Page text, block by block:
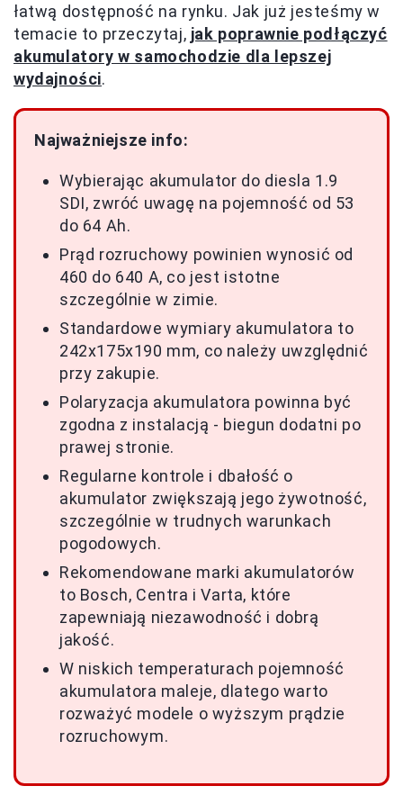
łatwą dostępność na rynku. Jak już jesteśmy w
temacie to przeczytaj, jak poprawnie podłączyć
akumulatory w samochodzie dla lepszej
wydajności.
Najważniejsze info:
Wybierając akumulator do diesla 1.9
SDI, zwróć uwagę na pojemność od 53
do 64 Ah.
Prąd rozruchowy powinien wynosić od
460 do 640 A, co jest istotne
szczególnie w zimie.
Standardowe wymiary akumulatora to
242x175x190 mm, co należy uwzględnić
przy zakupie.
Polaryzacja akumulatora powinna być
zgodna z instalacją - biegun dodatni po
prawej stronie.
Regularne kontrole i dbałość o
akumulator zwiększają jego żywotność,
szczególnie w trudnych warunkach
pogodowych.
Rekomendowane marki akumulatorów
to Bosch, Centra i Varta, które
zapewniają niezawodność i dobrą
jakość.
W niskich temperaturach pojemność
akumulatora maleje, dlatego warto
rozważyć modele o wyższym prądzie
rozruchowym.